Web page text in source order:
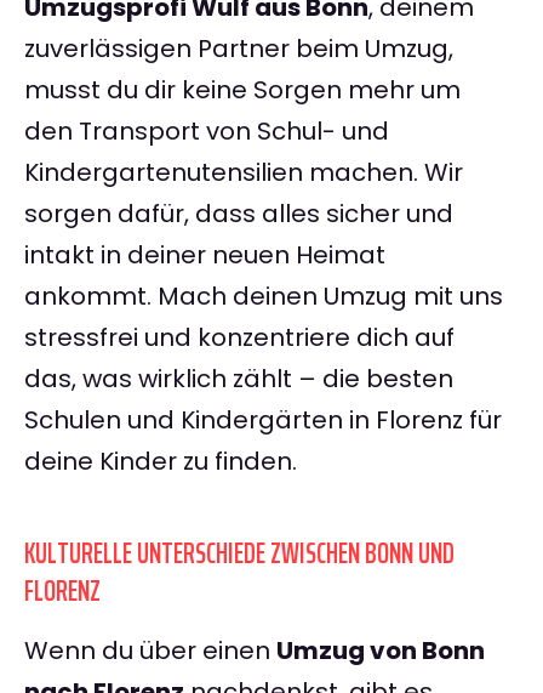
Umzugsprofi Wulf aus Bonn, deinem
zuverlässigen Partner beim Umzug,
musst du dir keine Sorgen mehr um
den Transport von Schul- und
Kindergartenutensilien machen. Wir
sorgen dafür, dass alles sicher und
intakt in deiner neuen Heimat
ankommt. Mach deinen Umzug mit uns
stressfrei und konzentriere dich auf
das, was wirklich zählt – die besten
Schulen und Kindergärten in Florenz für
deine Kinder zu finden.
KULTURELLE UNTERSCHIEDE ZWISCHEN BONN UND
FLORENZ
Wenn du über einen Umzug von Bonn